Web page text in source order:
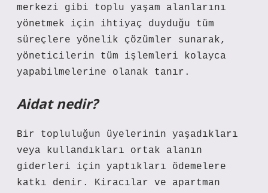
merkezi gibi toplu yaşam alanlarını
yönetmek için ihtiyaç duyduğu tüm
süreçlere yönelik çözümler sunarak,
yöneticilerin tüm işlemleri kolayca
yapabilmelerine olanak tanır.
Aidat nedir?
Bir topluluğun üyelerinin yaşadıkları
veya kullandıkları ortak alanın
giderleri için yaptıkları ödemelere
katkı denir. Kiracılar ve apartman